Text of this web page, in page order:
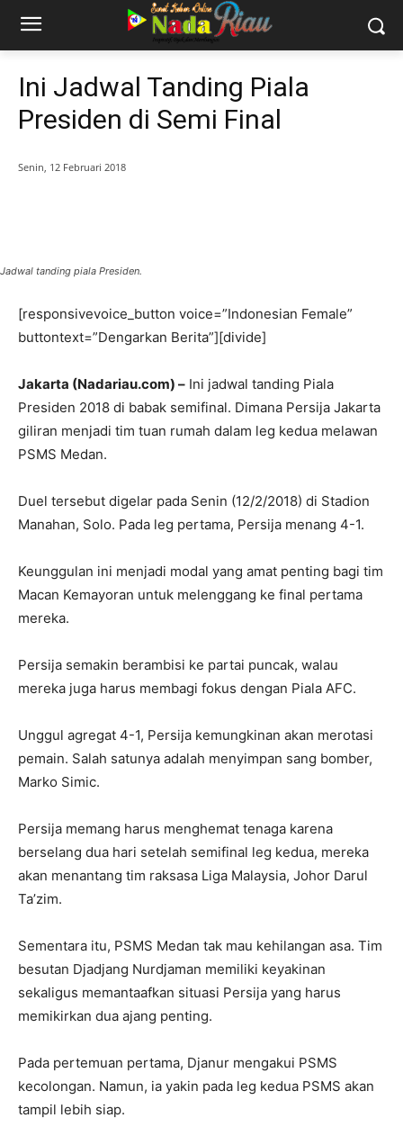
Ini Jadwal Tanding Piala
Presiden di Semi Final
Senin, 12 Februari 2018
Jadwal tanding piala Presiden.
[responsivevoice_button voice=”Indonesian Female”
buttontext=”Dengarkan Berita”][divide]
Jakarta (Nadariau.com) – Ini jadwal tanding Piala
Presiden 2018 di babak semifinal. Dimana Persija Jakarta
giliran menjadi tim tuan rumah dalam leg kedua melawan
PSMS Medan.
Duel tersebut digelar pada Senin (12/2/2018) di Stadion
Manahan, Solo. Pada leg pertama, Persija menang 4-1.
Keunggulan ini menjadi modal yang amat penting bagi tim
Macan Kemayoran untuk melenggang ke final pertama
mereka.
Persija semakin berambisi ke partai puncak, walau
mereka juga harus membagi fokus dengan Piala AFC.
Unggul agregat 4-1, Persija kemungkinan akan merotasi
pemain. Salah satunya adalah menyimpan sang bomber,
Marko Simic.
Persija memang harus menghemat tenaga karena
berselang dua hari setelah semifinal leg kedua, mereka
akan menantang tim raksasa Liga Malaysia, Johor Darul
Ta’zim.
Sementara itu, PSMS Medan tak mau kehilangan asa. Tim
besutan Djadjang Nurdjaman memiliki keyakinan
sekaligus memantaafkan situasi Persija yang harus
memikirkan dua ajang penting.
Pada pertemuan pertama, Djanur mengakui PSMS
kecolongan. Namun, ia yakin pada leg kedua PSMS akan
tampil lebih siap.